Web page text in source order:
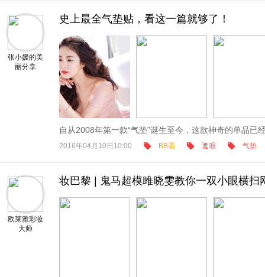
张小媛的美
丽分享
史上最全气垫贴，看这一篇就够了！
自从2008年第一款“气垫”诞生至今，这款神奇的单品已
2016年04月10日10:00 BB霜 遮瑕 气垫
欧莱雅彩妆
大师
妆巴黎 | 鬼马超模雎晓雯教你一双小眼横扫